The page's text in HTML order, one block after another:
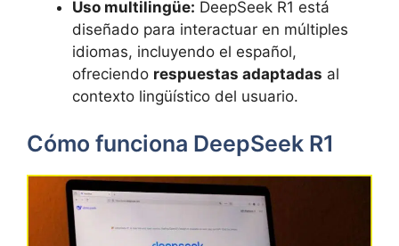
Uso multilingüe: DeepSeek R1 está
diseñado para interactuar en múltiples
idiomas, incluyendo el español,
ofreciendo respuestas adaptadas al
contexto lingüístico del usuario.
Cómo funciona DeepSeek R1